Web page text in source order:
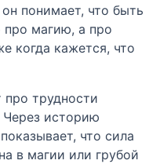
понимает, что быть
магию, а про
когда кажется, что
про трудности
Через историю
что сила
в магии или грубой